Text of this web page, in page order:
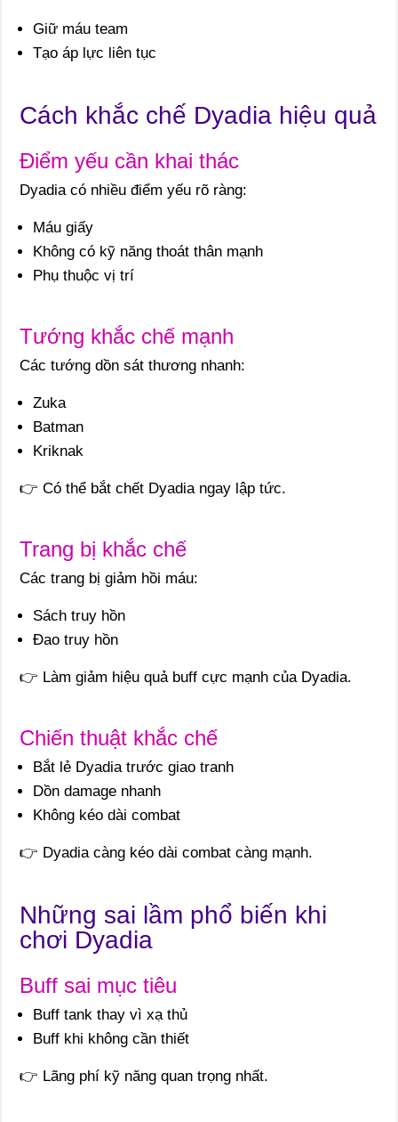
Giữ máu team
Tạo áp lực liên tục
Cách khắc chế Dyadia hiệu quả
Điểm yếu cần khai thác
Dyadia có nhiều điểm yếu rõ ràng:
Máu giấy
Không có kỹ năng thoát thân mạnh
Phụ thuộc vị trí
Tướng khắc chế mạnh
Các tướng dồn sát thương nhanh:
Zuka
Batman
Kriknak
👉 Có thể bắt chết Dyadia ngay lập tức.
Trang bị khắc chế
Các trang bị giảm hồi máu:
Sách truy hồn
Đao truy hồn
👉 Làm giảm hiệu quả buff cực mạnh của Dyadia.
Chiến thuật khắc chế
Bắt lẻ Dyadia trước giao tranh
Dồn damage nhanh
Không kéo dài combat
👉 Dyadia càng kéo dài combat càng mạnh.
Những sai lầm phổ biến khi
chơi Dyadia
Buff sai mục tiêu
Buff tank thay vì xạ thủ
Buff khi không cần thiết
👉 Lãng phí kỹ năng quan trọng nhất.